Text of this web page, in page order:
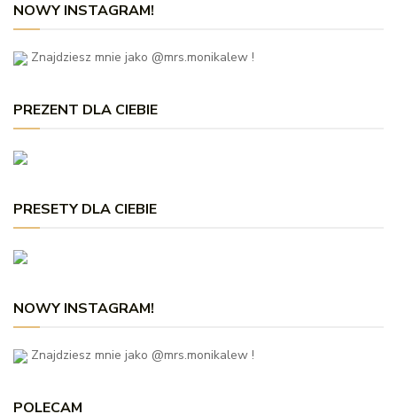
NOWY INSTAGRAM!
Znajdziesz mnie jako @mrs.monikalew !
PREZENT DLA CIEBIE
PRESETY DLA CIEBIE
NOWY INSTAGRAM!
Znajdziesz mnie jako @mrs.monikalew !
POLECAM